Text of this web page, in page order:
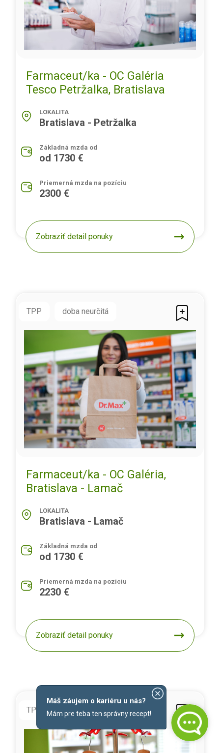
Farmaceut/ka - OC Galéria
Tesco Petržalka, Bratislava
LOKALITA
Bratislava - Petržalka
Základná mzda od
od 1730 €
Priemerná mzda na pozíciu
2300 €
Zobraziť detail ponuky
TPP doba neurčitá
Farmaceut/ka - OC Galéria,
Bratislava - Lamač
LOKALITA
Bratislava - Lamač
Základná mzda od
od 1730 €
Priemerná mzda na pozíciu
2230 €
Zobraziť detail ponuky
TPP doba neurčitá
Máš záujem o kariéru u nás?
Mám pre teba ten správny recept!